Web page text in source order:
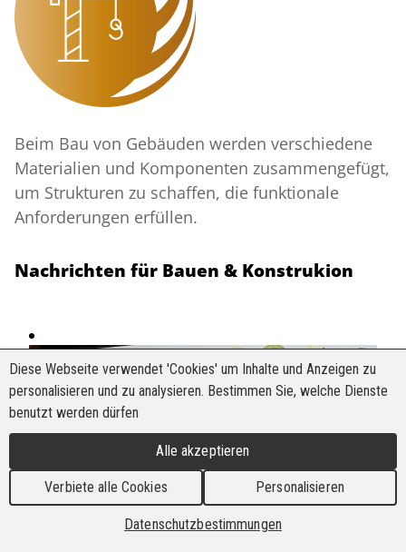
Beim Bau von Gebäuden werden verschiedene
Materialien und Komponenten zusammengefügt,
um Strukturen zu schaffen, die funktionale
Anforderungen erfüllen.
Nachrichten für Bauen & Konstrukion
Diese Webseite verwendet 'Cookies' um Inhalte und Anzeigen zu
personalisieren und zu analysieren. Bestimmen Sie, welche Dienste
benutzt werden dürfen
Alle akzeptieren
Verbiete alle Cookies Personalisieren
Datenschutzbestimmungen